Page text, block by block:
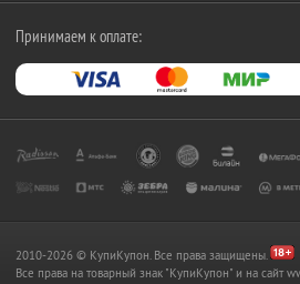
Принимаем к оплате:
2010-2026 © КупиКупон. Все права защищены.
Все права на товарный знак "КупиКупон" и на сайт